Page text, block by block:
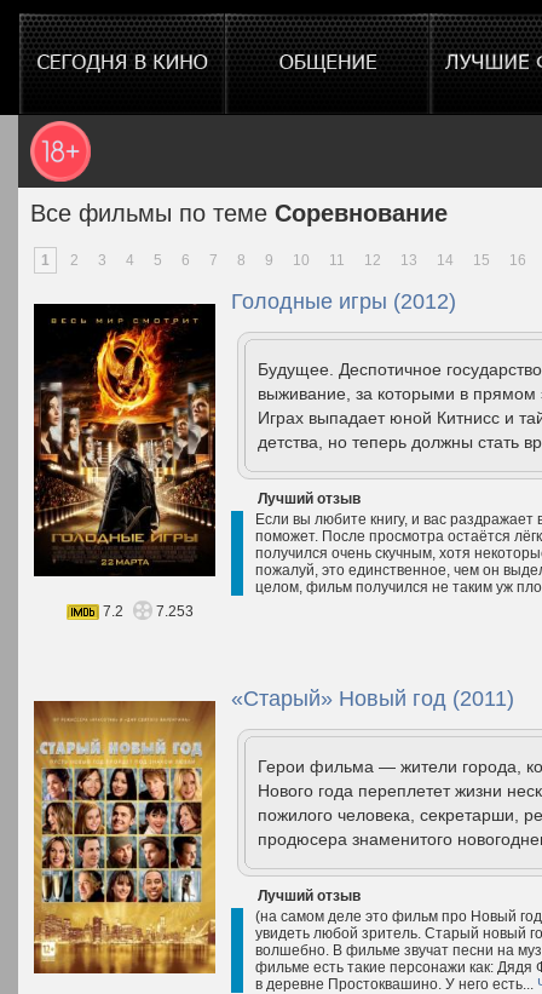
Все фильмы по теме Соревнование
1 2 3 4 5 6 7 8 9 10 11 12 13 14 15 16
Голодные игры (2012)
Будущее. Деспотичное
выживание, за которыми в прямом
Играх выпадает юной Китнисс и
детства, но теперь должны стать
Лучший отзыв
Если вы любите книгу, и вас раздражает
поможет. После просмотра остаётся
получился очень скучным, хотя
пожалуй, это единственное, чем он
целом, фильм получился не таким уж
7.2
7.253
«Старый» Новый год (2011)
Герои фильма — жители города,
Нового года переплетет жизни
пожилого человека, секретарши,
продюсера знаменитого
Лучший отзыв
(на самом деле это фильм про Новый
увидеть любой зритель. Старый новый
волшебно. В фильме звучат песни на
фильме есть такие персонажи как:
в деревне Простоквашино. У него есть...